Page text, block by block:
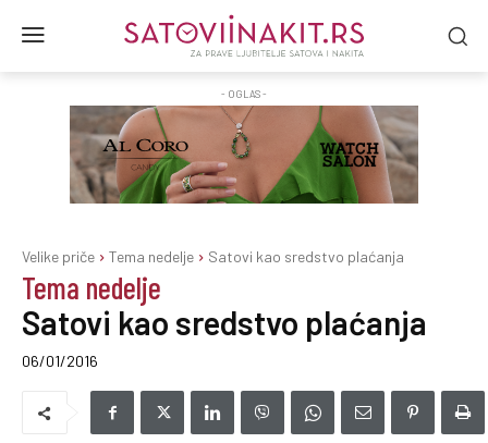
- OGLAS -
Velike priče Tema nedelje Satovi kao sredstvo plaćanja
Tema nedelje
Satovi kao sredstvo plaćanja
06/01/2016